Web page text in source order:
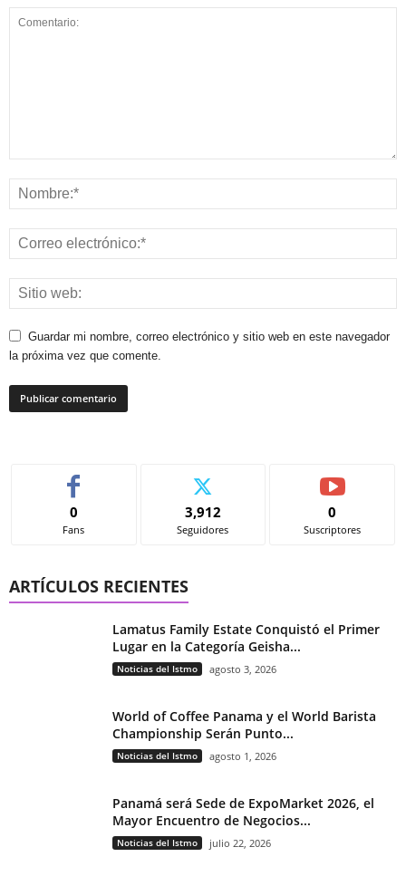
Guardar mi nombre, correo electrónico y sitio web en este navegador
la próxima vez que comente.
0
Fans
3,912
Seguidores
0
Suscriptores
ARTÍCULOS RECIENTES
Lamatus Family Estate Conquistó el Primer
Lugar en la Categoría Geisha...
Noticias del Istmo agosto 3, 2026
World of Coffee Panama y el World Barista
Championship Serán Punto...
Noticias del Istmo agosto 1, 2026
Panamá será Sede de ExpoMarket 2026, el
Mayor Encuentro de Negocios...
Noticias del Istmo julio 22, 2026